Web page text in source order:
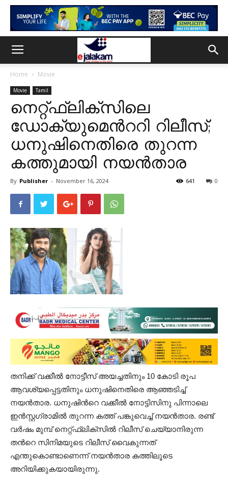
Home Movie
Movie Tamil
നെറ്റ്ഫ്ലിക്സിലെ
ഡോക്യുമെന്‍ററി റിലീസ്;
ധനുഷിനെതിരെ തുറന്ന
കത്തുമായി നയൻതാര
By Publisher - November 16, 2024 0
641
തനിക്ക് വക്കീൽ നോട്ടീസ് അയച്ചതിനും 10 കോടി രൂപ
ആവശ്യപ്പെട്ടതിനും ധനുഷിനെതിരെ ആഞ്ഞടിച്ച്
നയൻതാര. ധനുഷിന്‍റെ വക്കീൽ നോട്ടിസിനു പിന്നാലെ
ഇൻസ്റ്റഗ്രാമിൽ തുറന്ന കത്ത് പങ്കുവെച്ച് നയൻതാര. രണ്ട്
വർഷം മുമ്പ് നെറ്റ്ഫ്ലിക്സിൽ റിലീസ് ചെയ്യാനിരുന്ന
തന്‍റെ സിനിമയുടെ റിലീസ് വൈകുന്നത്
എന്തുകൊണ്ടാണെന്ന് നയൻതാര കത്തിലൂടെ
അറിയിക്കുകയായിരുന്നു.